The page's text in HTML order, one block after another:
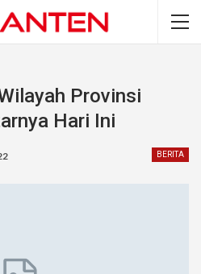
Provinsi
Hari Ini
BERITA